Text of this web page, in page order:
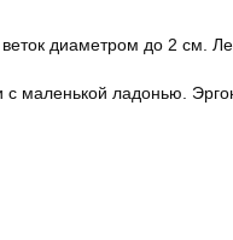
диаметром до 2 см.
маленькой ладонью.